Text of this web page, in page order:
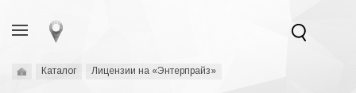
Каталог Лицензии на «Энтерпрайз»